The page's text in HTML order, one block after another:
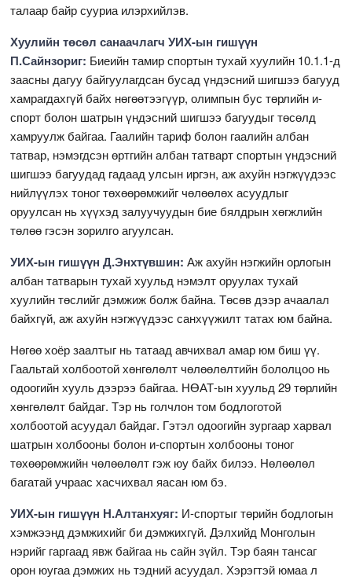
талаар байр сууриа илэрхийлэв.
Хуулийн төсөл санаачлагч УИХ-ын гишүүн
П.Сайнзориг: Биеийн тамир спортын тухай хуулийн 10.1.1-д
заасны дагуу байгуулагдсан бусад үндэсний шигшээ багууд
хамрагдахгүй байх нөгөөтээгүүр, олимпын бус төрлийн и-
спорт болон шатрын үндэсний шигшээ багуудыг төсөлд
хамруулж байгаа. Гаалийн тариф болон гаалийн албан
татвар, нэмэгдсэн өртгийн албан татварт спортын үндэсний
шигшээ багуудад гадаад улсын иргэн, аж ахуйн нэгжүүдээс
нийлүүлэх тоног төхөөрөмжийг чөлөөлөх асуудлыг
оруулсан нь хүүхэд залуучуудын бие бялдрын хөгжлийн
төлөө гэсэн зорилго агуулсан.
УИХ-ын гишүүн Д.Энхтүвшин: Аж ахуйн нэгжийн орлогын
албан татварын тухай хуульд нэмэлт оруулах тухай
хуулийн төслийг дэмжиж болж байна. Төсөв дээр ачаалал
байхгүй, аж ахуйн нэгжүүдээс санхүүжилт татах юм байна.
Нөгөө хоёр заалтыг нь татаад авчихвал амар юм биш үү.
Гаальтай холбоотой хөнгөлөлт чөлөөлөлтийн бололцоо нь
одоогийн хууль дээрээ байгаа. НӨАТ-ын хуульд 29 төрлийн
хөнгөлөлт байдаг. Тэр нь голчлон том бодлоготой
холбоотой асуудал байдаг. Гэтэл одоогийн зургаар харвал
шатрын холбооны болон и-спортын холбооны тоног
төхөөрөмжийн чөлөөлөлт гэж юу байх билээ. Нөлөөлөл
багатай учраас хасчихвал яасан юм бэ.
УИХ-ын гишүүн Н.Алтанхуяг: И-спортыг төрийн бодлогын
хэмжээнд дэмжихийг би дэмжихгүй. Дэлхийд Монголын
нэрийг гаргаад явж байгаа нь сайн зүйл. Тэр баян тансаг
орон юугаа дэмжих нь тэдний асуудал. Хэрэгтэй юмаа л